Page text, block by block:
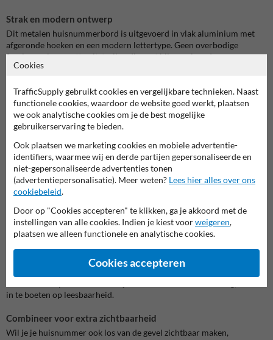
Strak en modern ontwerp
Dit metalen huisnummerbord is uitgevoerd in vlak aluminium met
afgeronde hoeken en een modern lettertype. Geen overbodige
franjes, wel een nette uitstraling die past bij zowel moderne
woningen als bedrijfspanden. Dankzij de witte reflecterende
van dichtbij én op afstand.
Duurzaam aluminium voor buitengebruik
Het bord is gemaakt uit 2 mm aluminium, licht maar stevig, en
perfect geschikt voor langdurig buitengebruik. De mat witte
achterzijde zorgt voor een nette afwerking tegen de gevel. Dit maakt
het een duurzame huisnummerplaat die bestand is tegen weer en
wind.
Ideaal voor woning en bedrijf
Dit huisnummerbord wordt vaak gekozen voor:
eengezinswoningen en appartementen
kantoor- en praktijkgebouwen
kleine handelszaken
bijgebouwen of aparte ingangen
in te boeten op leesbaarheid.
Combineer voor extra zichtbaarheid
Wil je je huisnummer ook los van de gevel zichtbaar maken,
Cookies
TrafficSupply gebruikt cookies en vergelijkbare technieken. Naast
functionele cookies, waardoor de website goed werkt, plaatsen
we ook analytische cookies om je de best mogelijke
gebruikerservaring te bieden.
Ook plaatsen we marketing cookies en mobiele advertentie-
identifiers, waarmee wij en derde partijen gepersonaliseerde en
niet-gepersonaliseerde advertenties tonen
(advertentiepersonalisatie). Meer weten? Lees hier alles over ons
cookiebeleid.
Door op "Cookies accepteren" te klikken, ga je akkoord met de
instellingen van alle cookies. Indien je kiest voorweigeren,
plaatsen we alleen functionele en analytische cookies.
Cookies accepteren